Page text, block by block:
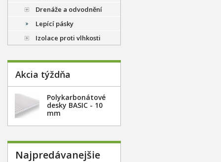
Drenáže a odvodnění
Lepící pásky
Izolace proti vlhkosti
Akcia týždňa
Polykarbonátové
desky BASIC - 10
mm
Najpredávanejšie